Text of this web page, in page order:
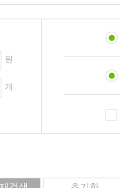
원
개